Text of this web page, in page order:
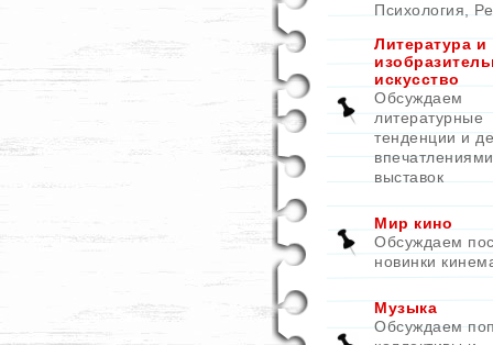
Психология
Литература и
искусство
Обсуждаем
литературные
тенденции и
выставок
Мир кино
Обсуждаем
новинки
Музыка
Обсуждаем